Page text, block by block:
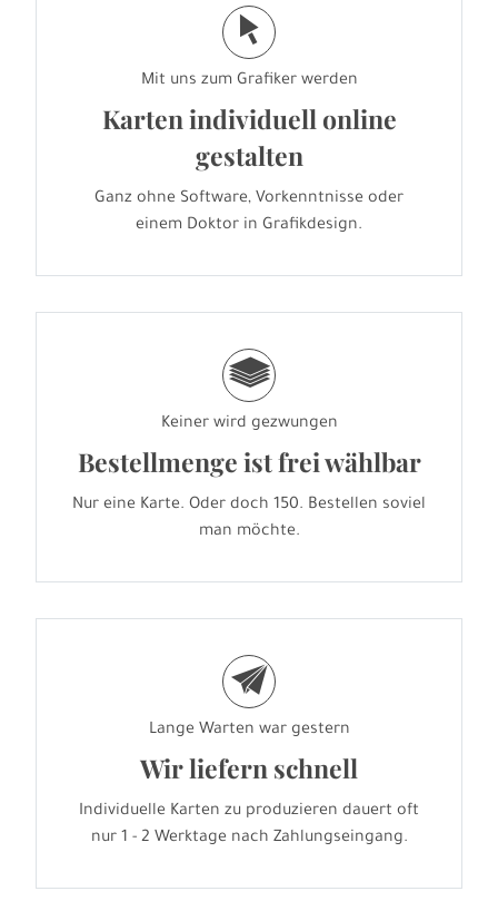
j
Mit uns zum Grafiker werden
Karten individuell online
gestalten
Ganz ohne Software, Vorkenntnisse oder
einem Doktor in Grafikdesign.
g
Keiner wird gezwungen
Bestellmenge ist frei wählbar
Nur eine Karte. Oder doch 150. Bestellen soviel
man möchte.
e
Lange Warten war gestern
Wir liefern schnell
Individuelle Karten zu produzieren dauert oft
nur 1 - 2 Werktage nach Zahlungseingang.